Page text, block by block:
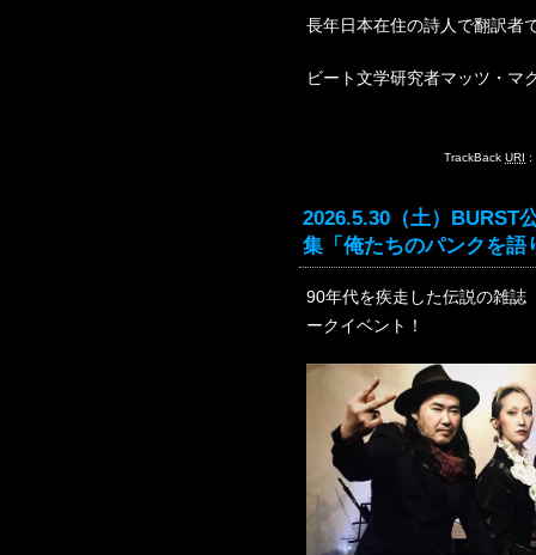
長年日本在住の詩人で翻訳者
ビート文学研究者マッツ・マ
TrackBack URI :
2026.5.30（土）
集「俺たちのパンクを語
90年代を疾走した伝説の雑誌
ークイベント！